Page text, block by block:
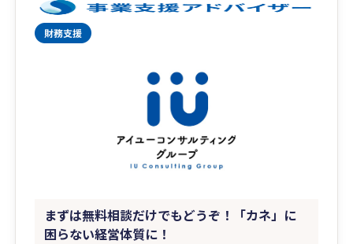
まずは無料相談だけでもどうぞ！「カネ」に
困らない経営体質に！